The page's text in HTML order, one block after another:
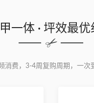
一体 · 坪效最优
消费，3-4周复购周期，一次